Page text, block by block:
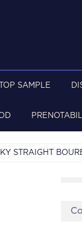
TOP SAMPLE
PRENOTABILI
STRAIGHT